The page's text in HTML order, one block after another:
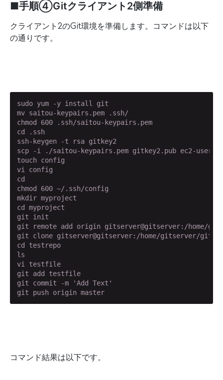
■手順④Gitクライアント2側準備
クライアント2のGit環境を準備します。コマンドは以下
の通りです。
sudo yum -y install git
mv saitou-keypairs.pem .ssh/
chmod 600 .ssh/saitou-keypairs.pem
cd .ssh
ssh-keygen -t rsa gitkey2
scp -i ./saitou-keypairs.pem gitkey2.pub ec2-user@Git
touch config
vi config
cd
chmod 600 ~/.ssh/config
mkdir myproject
cd myproject
git init
git remote add origin gitserver@gitserver:/home/
git clone gitserver@gitserver:/home/gitserver/git/
cd testrepo
ls
vi testfile
git add testfile
git commit -m 'Add Text'
git push origin master
コマンド結果は以下です。